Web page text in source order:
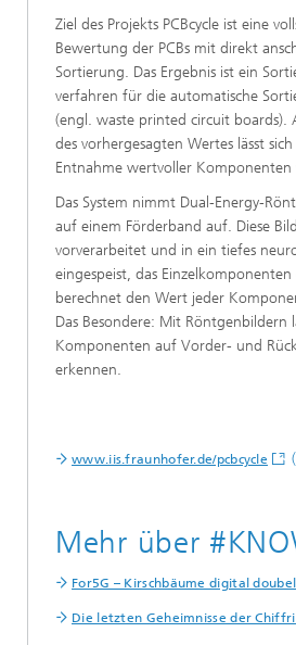
Ziel des Projekts PCBcycle ist eine
Bewertung der PCBs mit direkt
Sortierung. Das Ergebnis ist ein
verfahren für die automatische
(engl. waste printed circuit boards).
des vorhergesagten Wertes lässt
Entnahme wertvoller
Das System nimmt Dual-Energy-
auf einem Förderband auf. Diese
vorverarbeitet und in ein tiefes
eingespeist, das Einzelkomponenten
berechnet den Wert jeder
Das Besondere: Mit Röntgenbildern
Komponenten auf Vorder- und
erkennen.
www.iis.fraunhofer.de/pcbcycle
Mehr über
For5G – Kirschbäume digital
Die letzten Geheimnisse der